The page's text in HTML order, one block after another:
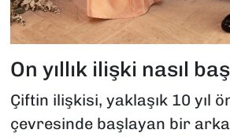
On yıllık ilişki nasıl
Çiftin ilişkisi, yaklaşık 10 yıl
çevresinde başlayan bir